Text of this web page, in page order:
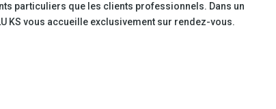
particuliers que les clients professionnels. Dans un
KS vous accueille exclusivement sur rendez-vous.